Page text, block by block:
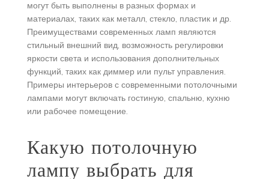
могут быть выполнены в разных формах и
материалах, таких как металл, стекло, пластик и др.
Преимуществами современных ламп являются
стильный внешний вид, возможность регулировки
яркости света и использования дополнительных
функций, таких как диммер или пульт управления.
Примеры интерьеров с современными потолочными
лампами могут включать гостиную, спальню, кухню
или рабочее помещение.
Какую потолочную
лампу выбрать для